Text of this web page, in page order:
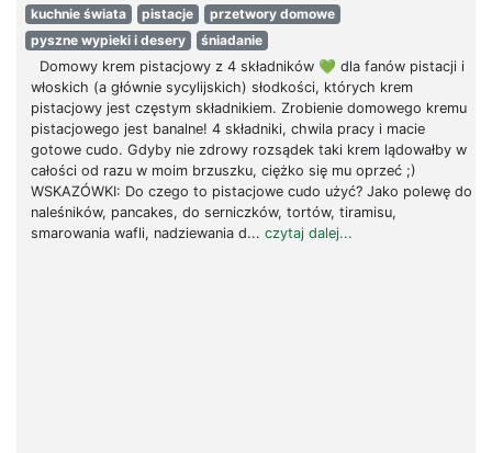
kuchnie świata
pistacje
przetwory domowe
pyszne wypieki i desery
śniadanie
Domowy krem pistacjowy z 4 składników 💚 dla fanów pistacji i
włoskich (a głównie sycylijskich) słodkości, których krem
pistacjowy jest częstym składnikiem. Zrobienie domowego kremu
pistacjowego jest banalne! 4 składniki, chwila pracy i macie
gotowe cudo. Gdyby nie zdrowy rozsądek taki krem lądowałby w
całości od razu w moim brzuszku, ciężko się mu oprzeć ;)
WSKAZÓWKI: Do czego to pistacjowe cudo użyć? Jako polewę do
naleśników, pancakes, do serniczków, tortów, tiramisu,
smarowania wafli, nadziewania d... czytaj dalej...